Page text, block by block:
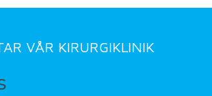
VÅR KIRURGIKLINIK